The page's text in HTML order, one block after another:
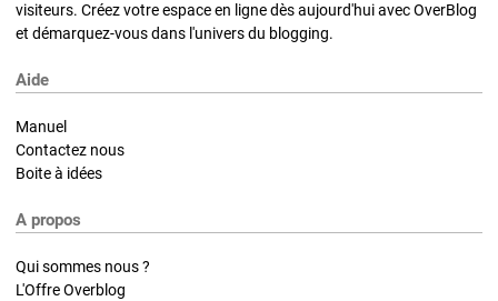
visiteurs. Créez votre espace en ligne dès aujourd'hui avec OverBlog
et démarquez-vous dans l'univers du blogging.
Aide
Manuel
Contactez nous
Boite à idées
A propos
Qui sommes nous ?
L'Offre Overblog